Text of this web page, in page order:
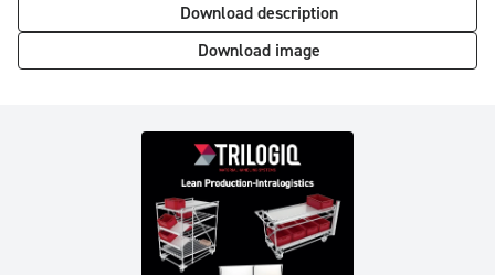
Download description
Download image